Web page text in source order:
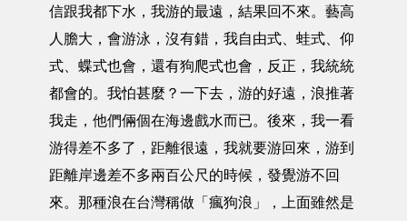
信跟我都下水，我游的最遠，結果回不來。藝高
人膽大，會游泳，沒有錯，我自由式、蛙式、仰
式、蝶式也會，還有狗爬式也會，反正，我統統
都會的。我怕甚麼？一下去，游的好遠，浪推著
我走，他們倆個在海邊戲水而已。後來，我一看
游得差不多了，距離很遠，我就要游回來，游到
距離岸邊差不多兩百公尺的時候，發覺游不回
來。那種浪在台灣稱做「瘋狗浪」，上面雖然是